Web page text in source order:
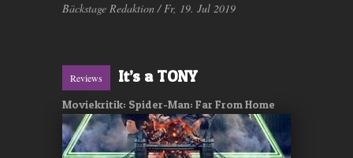
Bäckstage Redaktion / Fr, 19. Jul 2019
Reviews It’s a TONY
Moviekritik: Spider-Man: Far From Home